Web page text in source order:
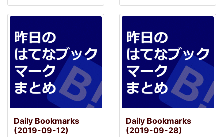
Daily Bookmarks
(2019-09-12)
Daily Bookmarks
(2019-09-28)